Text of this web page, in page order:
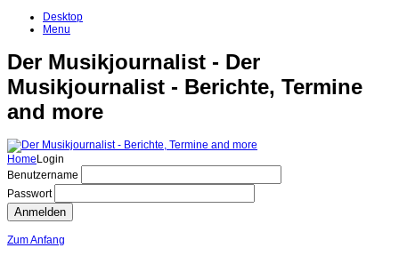
Desktop
Menu
Der Musikjournalist - Der
Musikjournalist - Berichte, Termine
and more
Home Login
Benutzername
Passwort
Anmelden
Zum Anfang